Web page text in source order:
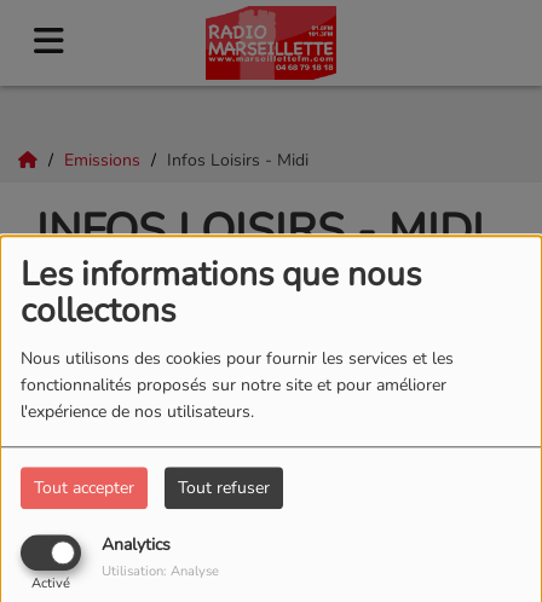
Les informations que nous
collectons
Nous utilisons des cookies pour fournir les services et les
fonctionnalités proposés sur notre site et pour améliorer
l'expérience de nos utilisateurs.
Tout accepter Tout refuser
Analytics
Activé
Utilisation: Analyse
Emissions Infos Loisirs - Midi
INFOS LOISIRS - MIDI